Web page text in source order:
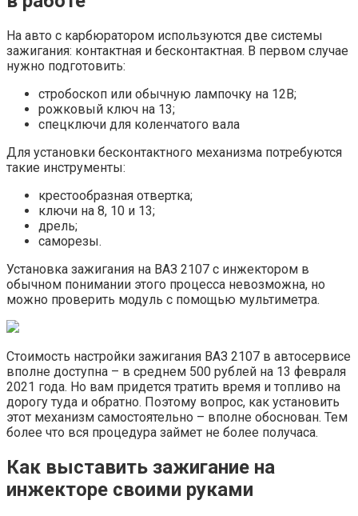
На авто с карбюратором используются две системы
зажигания: контактная и бесконтактная. В первом случае
нужно подготовить:
стробоскоп или обычную лампочку на 12В;
рожковый ключ на 13;
спецключи для коленчатого вала
Для установки бесконтактного механизма потребуются
такие инструменты:
крестообразная отвертка;
ключи на 8, 10 и 13;
дрель;
саморезы.
Установка зажигания на ВАЗ 2107 с инжектором в
обычном понимании этого процесса невозможна, но
можно проверить модуль с помощью мультиметра.
Стоимость настройки зажигания ВАЗ 2107 в автосервисе
вполне доступна – в среднем 500 рублей на 13 февраля
2021 года. Но вам придется тратить время и топливо на
дорогу туда и обратно. Поэтому вопрос, как установить
этот механизм самостоятельно – вполне обоснован. Тем
более что вся процедура займет не более получаса.
Как выставить зажигание на
инжекторе своими руками